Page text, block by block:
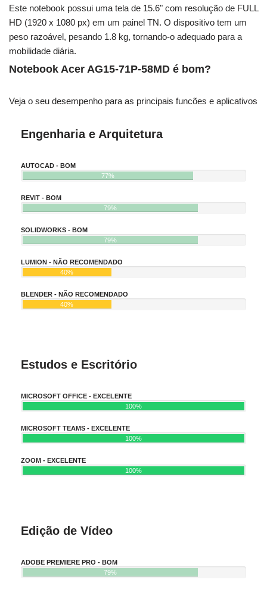
Este notebook possui uma tela de 15.6" com resolução de FULL
HD (1920 x 1080 px) em um painel TN. O dispositivo tem um
peso razoável, pesando 1.8 kg, tornando-o adequado para a
mobilidade diária.
Notebook Acer AG15-71P-58MD é bom?
Veja o seu desempenho para as principais funcões e aplicativos
Engenharia e Arquitetura
AUTOCAD - BOM
77%
REVIT - BOM
79%
SOLIDWORKS - BOM
79%
LUMION - NÃO RECOMENDADO
40%
BLENDER - NÃO RECOMENDADO
40%
Estudos e Escritório
MICROSOFT OFFICE - EXCELENTE
100%
MICROSOFT TEAMS - EXCELENTE
100%
ZOOM - EXCELENTE
100%
Edição de Vídeo
ADOBE PREMIERE PRO - BOM
79%